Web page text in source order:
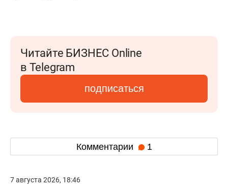
Читайте БИЗНЕС Online
в Telegram
подписаться
Комментарии 1
7 августа 2026, 18:46